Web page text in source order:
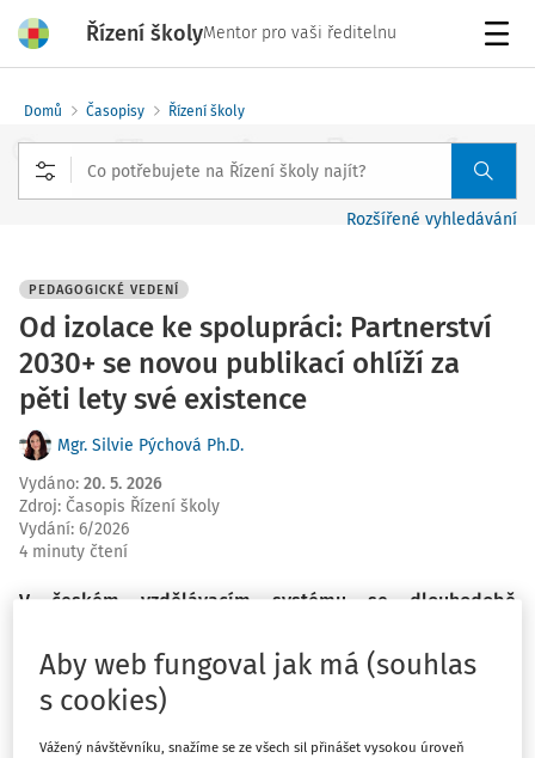
Řízení školyMentor pro vaši ředitelnu
Domů Časopisy Řízení školy
Rozšířené vyhledávání
PEDAGOGICKÉ VEDENÍ
Od izolace ke spolupráci: Partnerství
2030+ se novou publikací ohlíží za
pěti lety své existence
Mgr. Silvie Pýchová Ph.D.
Vydáno: 20. 5. 2026
Zdroj: Časopis Řízení školy
Vydání: 6/2026
4 minuty čtení
V českém vzdělávacím systému se dlouhodobě
množství kvalitních iniciativ, na straně druhé přetrvává
roztříštěnost, která brání skutečně systémovým
změnám. Publikace Od izolace ke spolupráci. Ohlédnutí
za pěti lety fungování Partnerství pro vzdělávání 2030+
Aby web fungoval jak má (souhlas
s cookies)
Vážený návštěvníku, snažíme se ze všech sil přinášet vysokou úroveň